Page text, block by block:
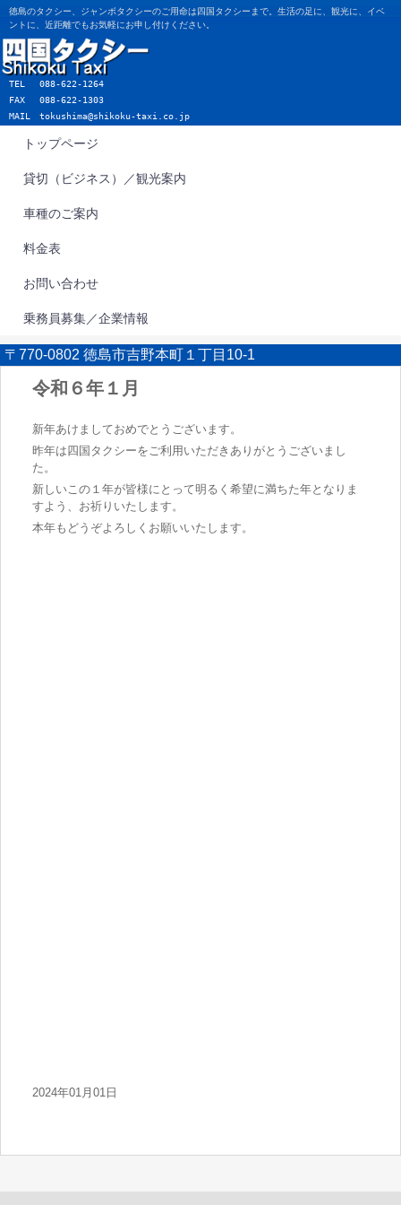
徳島のタクシー、ジャンボタクシーのご用命は四国タクシーまで。生活の足に、観光に、イベ
ントに、近距離でもお気軽にお申し付けください。
TEL 088-622-1264
FAX 088-622-1303
MAIL tokushima@shikoku-taxi.co.jp
トップページ
貸切（ビジネス）／観光案内
車種のご案内
料金表
お問い合わせ
乗務員募集／企業情報
〒770-0802 徳島市吉野本町１丁目10-1
令和６年１月
新年あけましておめでとうございます。
昨年は四国タクシーをご利用いただきありがとうございまし
た。
新しいこの１年が皆様にとって明るく希望に満ちた年となりま
すよう、お祈りいたします。
本年もどうぞよろしくお願いいたします。
2024年01月01日